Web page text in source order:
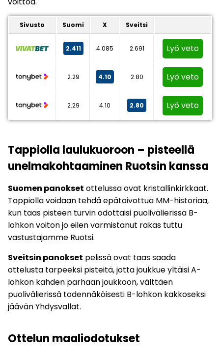
Sivusto Suomi X Sveitsi
2.411 4.085 2.691 Lyö veto
2.29 4.10 2.80 Lyö veto
2.29 4.10 2.80 Lyö veto
Tappiolla laulukuoroon – pisteellä
unelmakohtaaminen Ruotsin kanssa
Suomen panokset ottelussa ovat kristallinkirkkaat.
Tappiolla voidaan tehdä epätoivottua MM-historiaa,
kun taas pisteen turvin odottaisi puolivälierissä B-
lohkon voiton jo eilen varmistanut rakas tuttu
vastustajamme Ruotsi.
Sveitsin panokset pelissä ovat taas saada
ottelusta tarpeeksi pisteitä, jotta joukkue yltäisi A-
lohkon kahden parhaan joukkoon, välttäen
puolivälierissä todennäköisesti B-lohkon kakkoseksi
jäävän Yhdysvallat.
Ottelun maaliodotukset